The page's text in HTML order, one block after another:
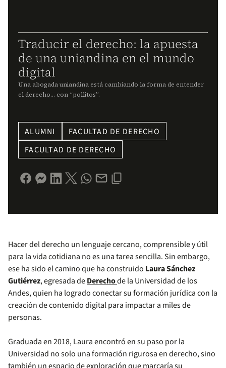
Traducir el derecho: la apuesta
de una uniandina en el mundo
digital
Una abogada uniandina está cambiando la forma de entender
el derecho… con “pollitos”.
ALUMNI
FACULTAD DE DERECHO
FACULTAD DE DERECHO
Hacer del derecho un lenguaje cercano, comprensible y útil
para la vida cotidiana no es una tarea sencilla. Sin embargo,
ese ha sido el camino que ha construido Laura Sánchez
Gutiérrez, egresada deDerechode la Universidad de los
Andes, quien ha logrado conectar su formación jurídica con la
creación de contenido digital para impactar a miles de
personas.
Graduada en 2018, Laura encontró en su paso por la
Universidad no solo una formación rigurosa en derecho, sino